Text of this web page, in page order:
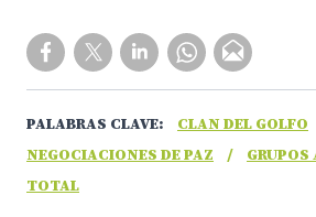
PALABRAS CLAVE: CLAN DEL GOLFO
NEGOCIACIONES DE PAZ
/ GRUPOS
TOTAL